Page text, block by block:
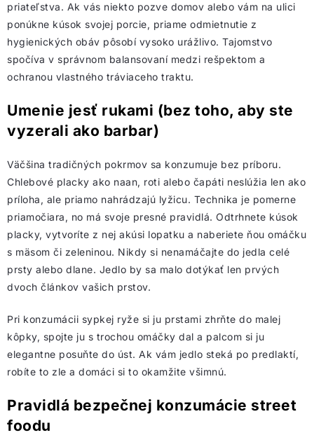
priateľstva. Ak vás niekto pozve domov alebo vám na ulici
ponúkne kúsok svojej porcie, priame odmietnutie z
hygienických obáv pôsobí vysoko urážlivo. Tajomstvo
spočíva v správnom balansovaní medzi rešpektom a
ochranou vlastného tráviaceho traktu.
Umenie jesť rukami (bez toho, aby ste
vyzerali ako barbar)
Väčšina tradičných pokrmov sa konzumuje bez príboru.
Chlebové placky ako naan, roti alebo čapáti neslúžia len ako
príloha, ale priamo nahrádzajú lyžicu. Technika je pomerne
priamočiara, no má svoje presné pravidlá. Odtrhnete kúsok
placky, vytvoríte z nej akúsi lopatku a naberiete ňou omáčku
s mäsom či zeleninou. Nikdy si nenamáčajte do jedla celé
prsty alebo dlane. Jedlo by sa malo dotýkať len prvých
dvoch článkov vašich prstov.
Pri konzumácii sypkej ryže si ju prstami zhrňte do malej
kôpky, spojte ju s trochou omáčky dal a palcom si ju
elegantne posuňte do úst. Ak vám jedlo steká po predlaktí,
robíte to zle a domáci si to okamžite všimnú.
Pravidlá bezpečnej konzumácie street
foodu